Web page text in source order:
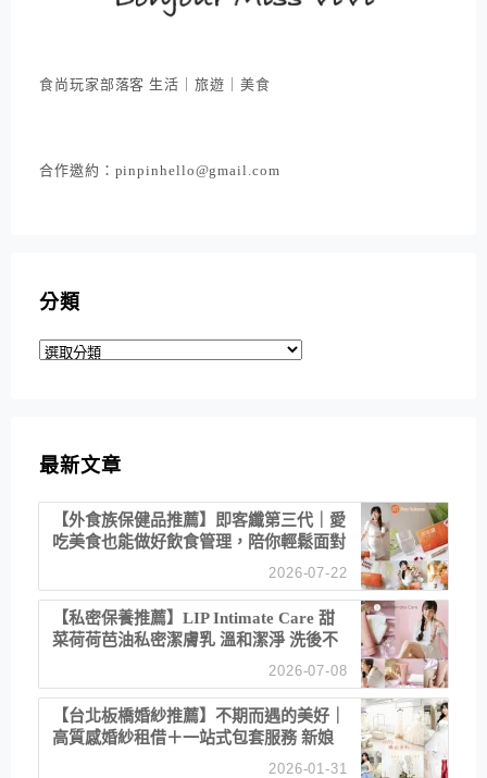
食尚玩家部落客 生活｜旅遊｜美食
合作邀約：pinpinhello@gmail.com
分類
分
最新文章
【外食族保健品推薦】即客纖第三代｜愛
吃美食也能做好飲食管理，陪你輕鬆面對
2026-07-22
【私密保養推薦】LIP Intimate Care 甜
菜荷荷芭油私密潔膚乳 溫和潔淨 洗後不
2026-07-08
【台北板橋婚紗推薦】不期而遇的美好｜
高質感婚紗租借＋一站式包套服務 新娘
2026-01-31